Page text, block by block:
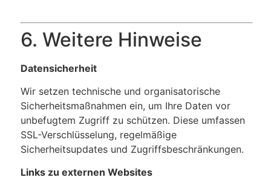
6. Weitere Hinweise
Datensicherheit
Wir setzen technische und organisatorische
Sicherheitsmaßnahmen ein, um Ihre Daten vor
unbefugtem Zugriff zu schützen. Diese umfassen
SSL-Verschlüsselung, regelmäßige
Sicherheitsupdates und Zugriffsbeschränkungen.
Links zu externen Websites